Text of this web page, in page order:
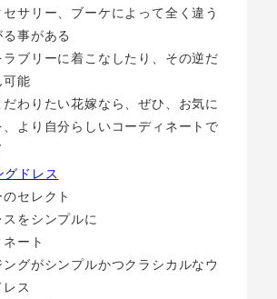
セサリー、ブーケによって全く違う
事がある
ブリーに着こなしたり、その逆だ
可能
わりたい花嫁なら、ぜひ、お気に
より自分らしいコーディネートで
セレクト
をシンプルに
ート
グがシンプルかつクラシカルなウ
ス